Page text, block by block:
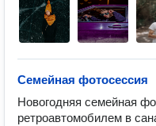
Семейная фотосессия
Новогодняя семейная
ретроавтомобилем в